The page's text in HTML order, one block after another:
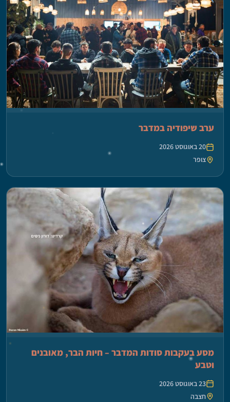
ערב שיפודיה במדבר
20 באוגוסט 2026
צופר
מסע בעקבות סודות המדבר – חיות הבר, מאובנים
וטבע
23 באוגוסט 2026
חצבה